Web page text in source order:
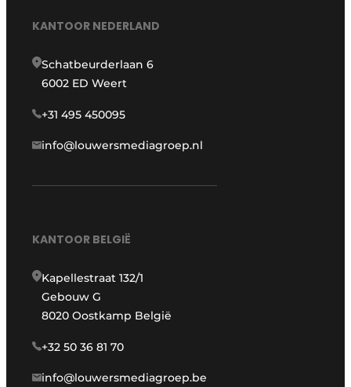
KANTOOR NEDERLAND
Schatbeurderlaan 6
6002 ED Weert
+31 495 450095
info@louwersmediagroep.nl
KANTOOR BELGIË
Kapellestraat 132/1
Gebouw G
8020 Oostkamp België
+32 50 36 81 70
info@louwersmediagroep.be